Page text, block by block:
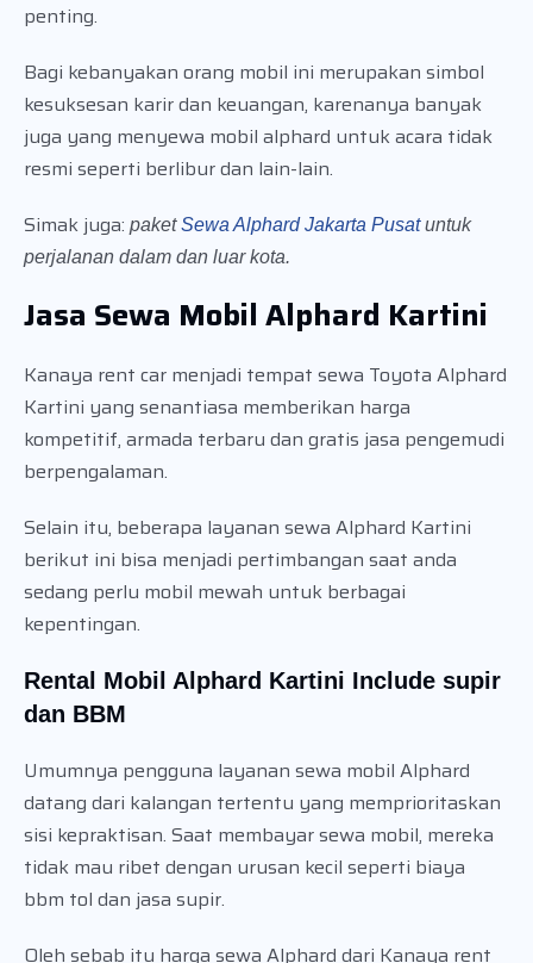
penting.
Bagi kebanyakan orang mobil ini merupakan simbol
kesuksesan karir dan keuangan, karenanya banyak
juga yang menyewa mobil alphard untuk acara tidak
resmi seperti berlibur dan lain-lain.
Simak juga: paketSewa Alphard Jakarta Pusatuntuk
perjalanan dalam dan luar kota.
Jasa Sewa Mobil Alphard Kartini
Kanaya rent car menjadi tempat sewa Toyota Alphard
Kartini yang senantiasa memberikan harga
kompetitif, armada terbaru dan gratis jasa pengemudi
berpengalaman.
Selain itu, beberapa layanan sewa Alphard Kartini
berikut ini bisa menjadi pertimbangan saat anda
sedang perlu mobil mewah untuk berbagai
kepentingan.
Rental Mobil Alphard Kartini Include supir
dan BBM
Umumnya pengguna layanan sewa mobil Alphard
datang dari kalangan tertentu yang memprioritaskan
sisi kepraktisan. Saat membayar sewa mobil, mereka
tidak mau ribet dengan urusan kecil seperti biaya
bbm tol dan jasa supir.
Oleh sebab itu harga sewa Alphard dari Kanaya rent